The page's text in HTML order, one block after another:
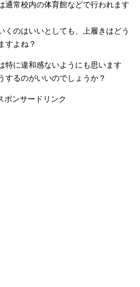
通常校内の体育館などで行われます
くのはいいとしても、上履きはどう
すよね？
特に違和感ないようにも思います
するのがいいのでしょうか？
ポンサードリンク